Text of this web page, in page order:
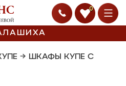
0
→ ШКАФЫ КУПЕ С